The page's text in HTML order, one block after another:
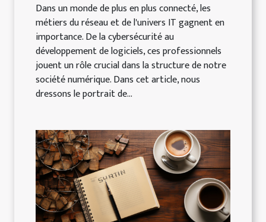
Dans un monde de plus en plus connecté, les
métiers du réseau et de l'univers IT gagnent en
importance. De la cybersécurité au
développement de logiciels, ces professionnels
jouent un rôle crucial dans la structure de notre
société numérique. Dans cet article, nous
dressons le portrait de...